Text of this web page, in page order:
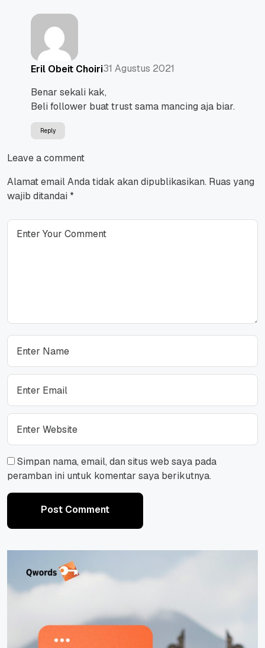
Eril Obeit Choiri31 Agustus 2021
Benar sekali kak,
Beli follower buat trust sama mancing aja biar.
Reply
Leave a comment
Alamat email Anda tidak akan dipublikasikan. Ruas yang
wajib ditandai *
Simpan nama, email, dan situs web saya pada
peramban ini untuk komentar saya berikutnya.
Post Comment